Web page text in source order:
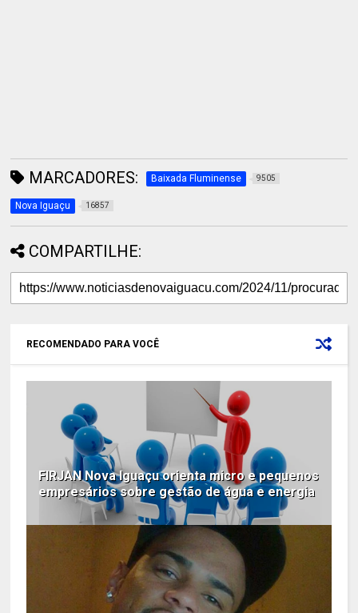
MARCADORES: Baixada Fluminense 9505
Nova Iguaçu 16857
COMPARTILHE:
RECOMENDADO PARA VOCÊ
FIRJAN Nova Iguaçu orienta micro e pequenos
empresários sobre gestão de água e energia